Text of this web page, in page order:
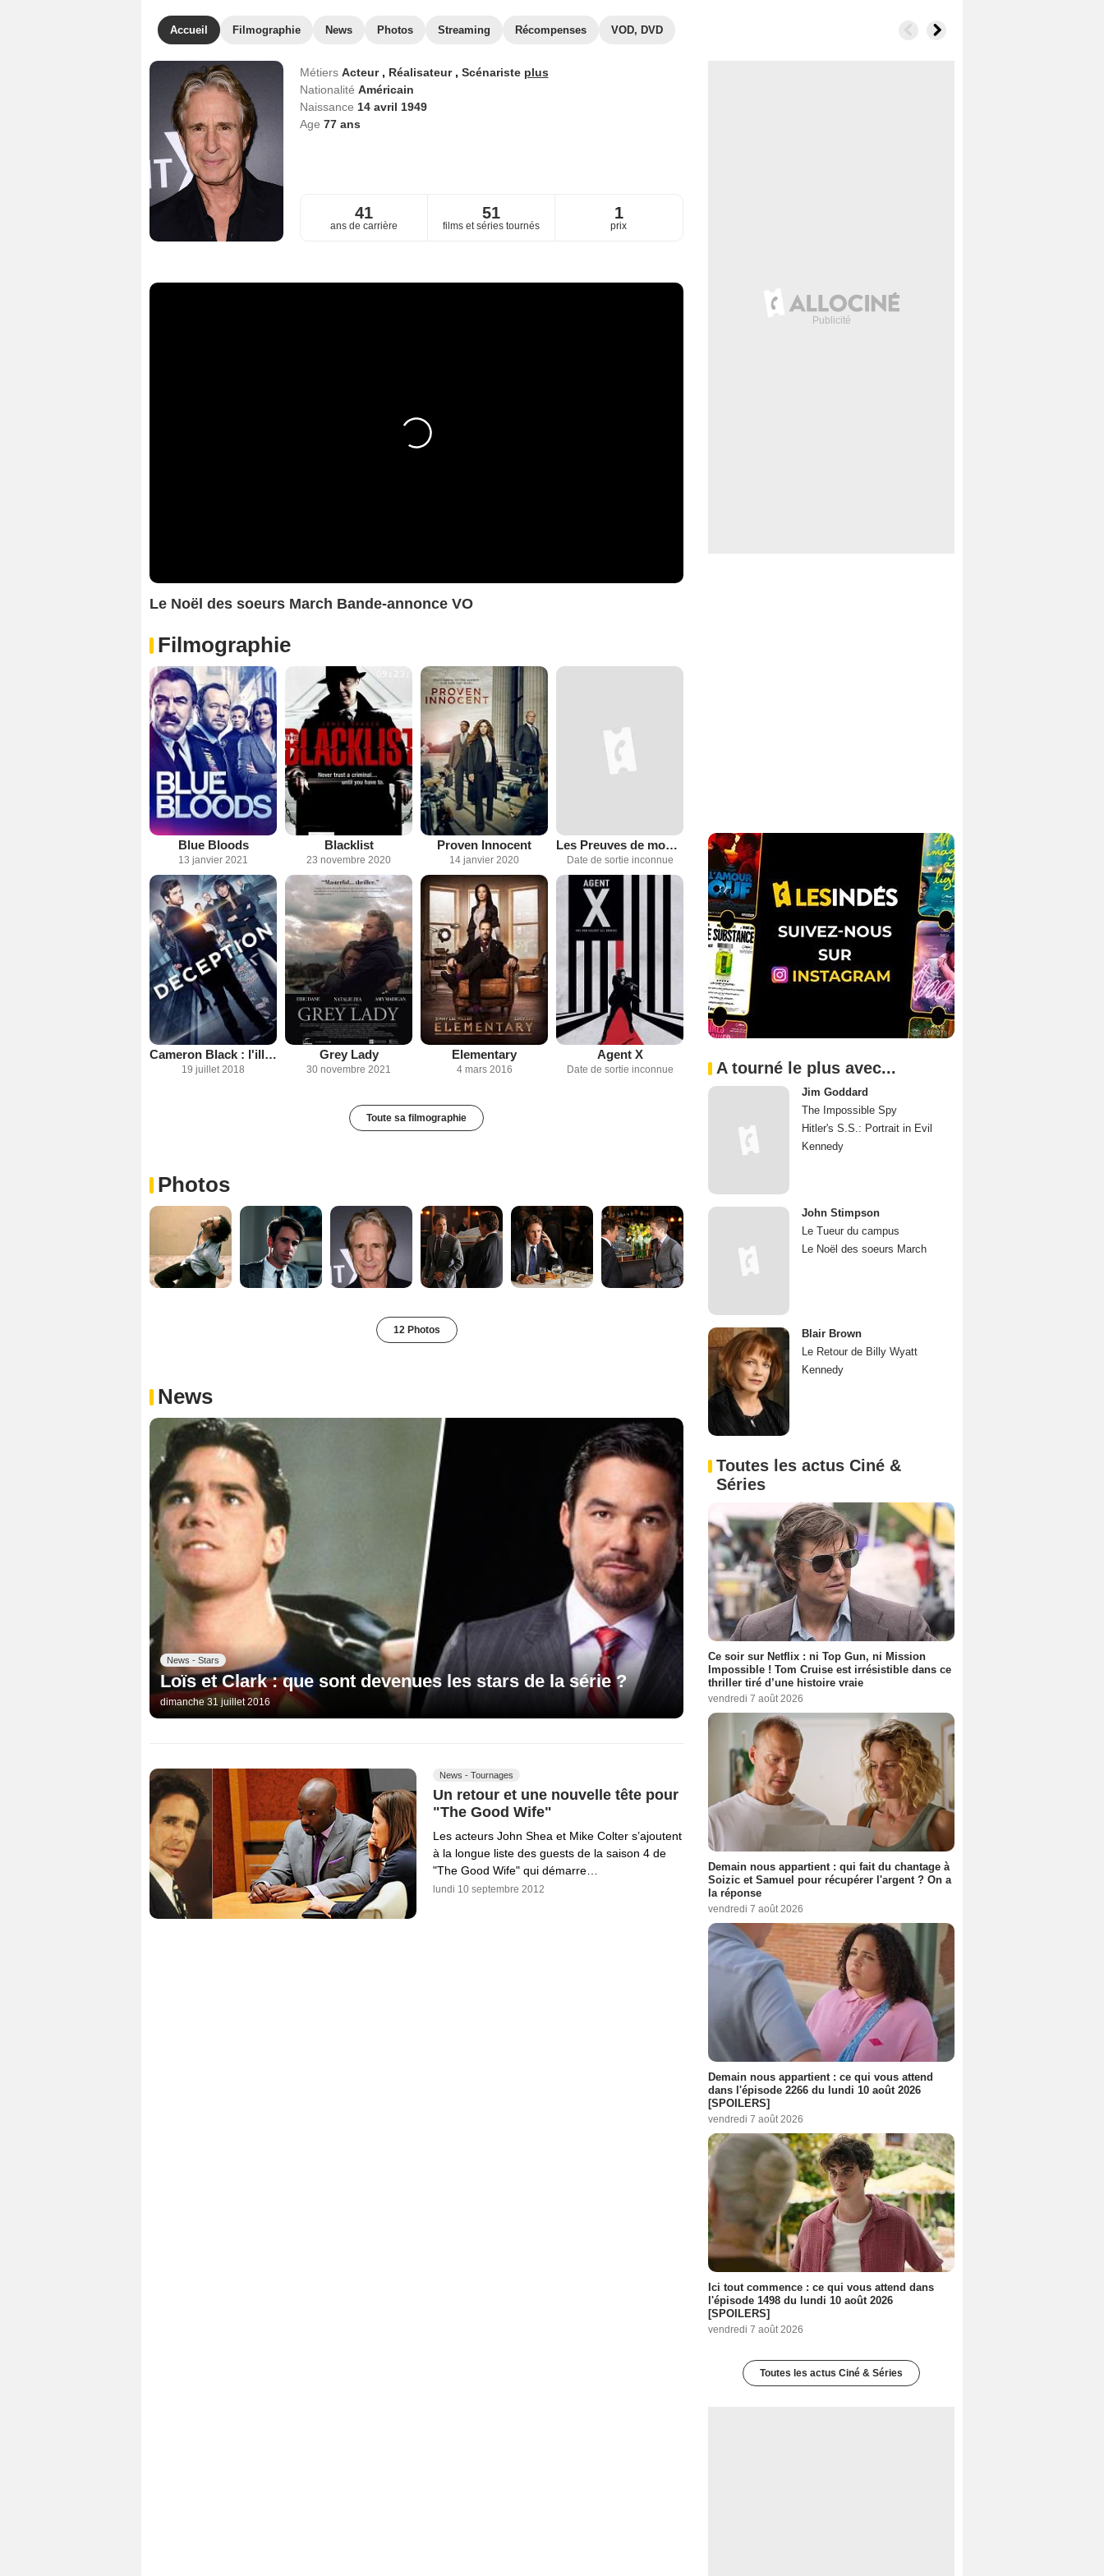
Accueil Filmographie News Photos Streaming Récompenses VOD, DVD
Métiers Acteur , Réalisateur , Scénariste plus
Nationalité Américain
Naissance 14 avril 1949
Age 77ans
41
ans de carrière
51
films et séries tournés
1
prix
Le Noël des soeurs March Bande-annonce VO
Filmographie
Blue Bloods
13 janvier 2021
Blacklist
23 novembre 2020
Proven Innocent
14 janvier 2020
Les Preuves de mon innocence
Date de sortie inconnue
Cameron Black : l'illusionniste
19 juillet 2018
Grey Lady
30 novembre 2021
Elementary
4 mars 2016
Agent X
Date de sortie inconnue
Toute sa filmographie
Photos
12 Photos
News
News - Stars
Loïs et Clark : que sont devenues les stars de la série ?
dimanche 31 juillet 2016
News - Tournages
Un retour et une nouvelle tête pour
"The Good Wife"
Les acteurs John Shea et Mike Colter s’ajoutent
à la longue liste des guests de la saison 4 de
"The Good Wife" qui démarre…
lundi 10 septembre 2012
A tourné le plus avec...
Jim Goddard
The Impossible Spy
Hitler's S.S.: Portrait in Evil
Kennedy
John Stimpson
Le Tueur du campus
Le Noël des soeurs March
Blair Brown
Le Retour de Billy Wyatt
Kennedy
Toutes les actus Ciné &
Séries
Ce soir sur Netflix : ni Top Gun, ni Mission
Impossible ! Tom Cruise est irrésistible dans ce
thriller tiré d’une histoire vraie
vendredi 7 août 2026
Demain nous appartient : qui fait du chantage à
Soizic et Samuel pour récupérer l'argent ? On a
la réponse
vendredi 7 août 2026
Demain nous appartient : ce qui vous attend
dans l'épisode 2266 du lundi 10 août 2026
[SPOILERS]
vendredi 7 août 2026
Ici tout commence : ce qui vous attend dans
l'épisode 1498 du lundi 10 août 2026
[SPOILERS]
vendredi 7 août 2026
Toutes les actus Ciné & Séries